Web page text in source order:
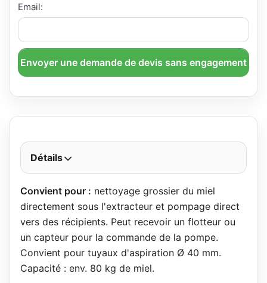
Email:
Envoyer une demande de devis sans engagement
Détails
Convient pour : nettoyage grossier du miel
directement sous l'extracteur et pompage direct
vers des récipients. Peut recevoir un flotteur ou
un capteur pour la commande de la pompe.
Convient pour tuyaux d'aspiration Ø 40 mm.
Capacité : env. 80 kg de miel.